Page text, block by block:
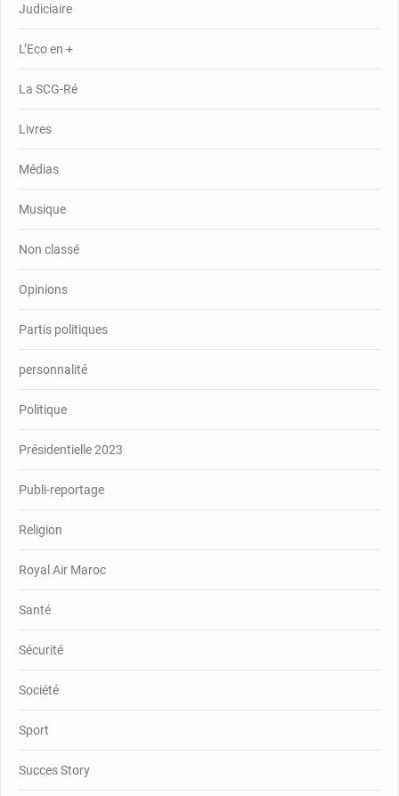
Judiciaire
L’Eco en +
La SCG-Ré
Livres
Médias
Musique
Non classé
Opinions
Partis politiques
personnalité
Politique
Présidentielle 2023
Publi-reportage
Religion
Royal Air Maroc
Santé
Sécurité
Société
Sport
Succes Story